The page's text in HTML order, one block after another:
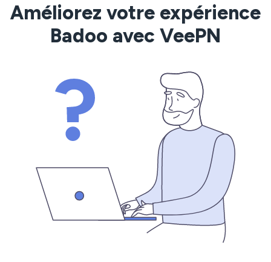
Améliorez votre expérience
Badoo avec VeePN